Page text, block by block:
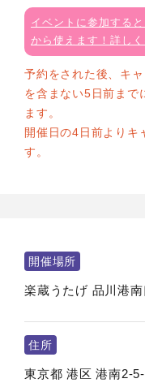
イベントに参加する
から使えます！詳し
予約をされた後、キ
を含まない5日前まで
ます。
開催日の4日前よりキ
す。
開催場所
楽蔵うたげ 品川港南
住所
東京都 港区 港南2-